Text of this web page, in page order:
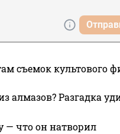
съемок культового
алмазов? Разгадка
— что он натворил